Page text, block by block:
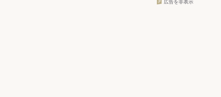
広告を非表示